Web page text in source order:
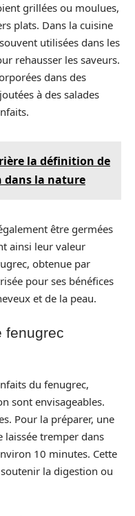
grillées ou moulues,
plats. Dans la cuisine
utilisées dans les
rehausser les saveurs.
dans des
à des salades
la définition de
la nature
être germées
ainsi leur valeur
obtenue par
pour ses bénéfices
et de la peau.
fenugrec
du fenugrec,
sont envisageables.
Pour la préparer, une
laissée tremper dans
10 minutes. Cette
la digestion ou